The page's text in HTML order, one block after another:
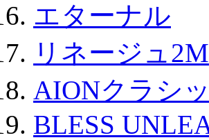
エターナル
リネージュ2M
AIONクラシ
BLESS